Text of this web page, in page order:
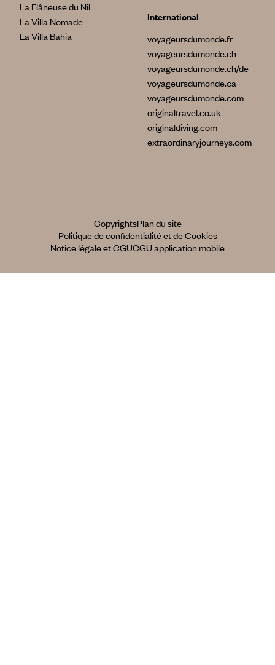
La Flâneuse du Nil
La Villa Nomade
La Villa Bahia
International
voyageursdumonde.fr
voyageursdumonde.ch
voyageursdumonde.ch/de
voyageursdumonde.ca
voyageursdumonde.com
originaltravel.co.uk
originaldiving.com
extraordinaryjourneys.com
CopyrightsPlan du site
Politique de confidentialité et de Cookies
Notice légale et CGUCGU application mobile